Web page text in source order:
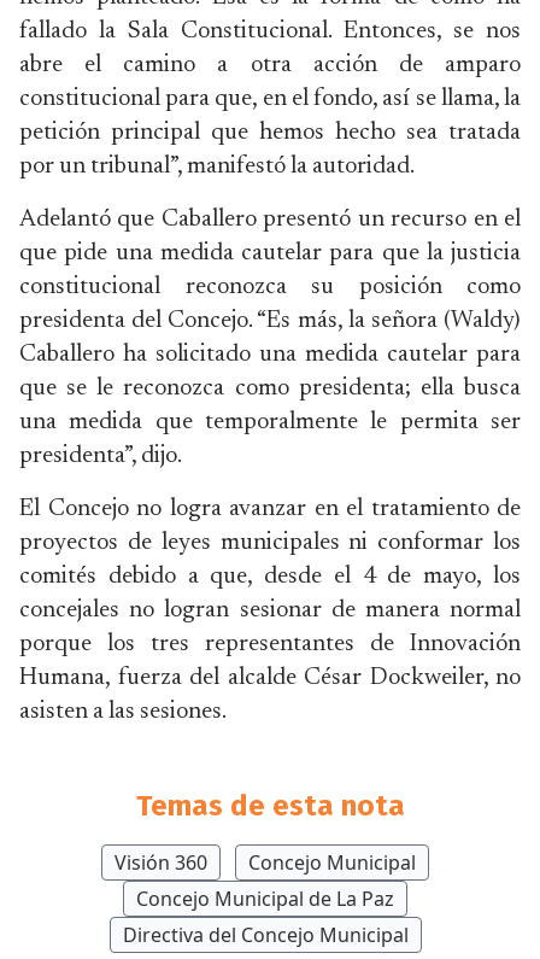
fallado la Sala Constitucional. Entonces, se nos
abre el camino a otra acción de amparo
constitucional para que, en el fondo, así se llama, la
petición principal que hemos hecho sea tratada
por un tribunal”, manifestó la autoridad.
Adelantó que Caballero presentó un recurso en el
que pide una medida cautelar para que la justicia
constitucional reconozca su posición como
presidenta del Concejo. “Es más, la señora (Waldy)
Caballero ha solicitado una medida cautelar para
que se le reconozca como presidenta; ella busca
una medida que temporalmente le permita ser
presidenta”, dijo.
El Concejo no logra avanzar en el tratamiento de
proyectos de leyes municipales ni conformar los
comités debido a que, desde el 4 de mayo, los
concejales no logran sesionar de manera normal
porque los tres representantes de Innovación
Humana, fuerza del alcalde César Dockweiler, no
asisten a las sesiones.
Temas de esta nota
Visión 360
Concejo Municipal
Concejo Municipal de La Paz
Directiva del Concejo Municipal